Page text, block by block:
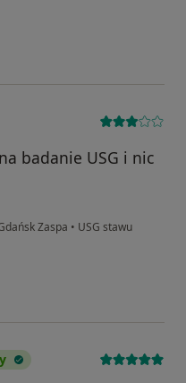
badanie USG i nic
Zaspa • USG stawu